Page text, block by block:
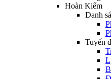
Hoàn Kiếm
Danh
Tuyến